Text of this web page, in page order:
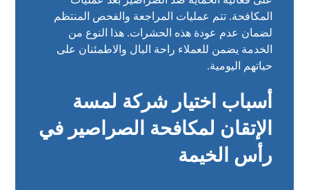
المكافحة. تتم عمليات المراجعة والفحص المنتظم
لضمان عدم عودة هذه الحشرات. هذا النوع من
الخدمة يضمن للعملاء راحة البال والاطمئنان على
حياتهم اليومية.
أسباب اختيار شركة لمسة
الإتقان لمكافحة الصراصير في
رأس الخيمة